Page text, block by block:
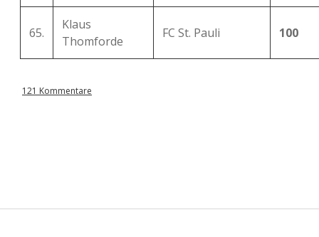
65.
Klaus
Thomforde
FC St. Pauli 100
121 Kommentare